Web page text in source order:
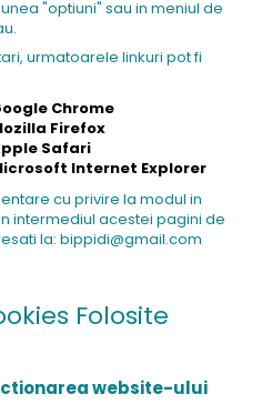
"optiuni" sau in meniul de
urmatoarele linkuri pot fi
Chrome
Firefox
Safari
Internet Explorer
cu privire la modul in
intermediul acestei pagini de
la: bippidi@gmail.com
Folosite
website-ului